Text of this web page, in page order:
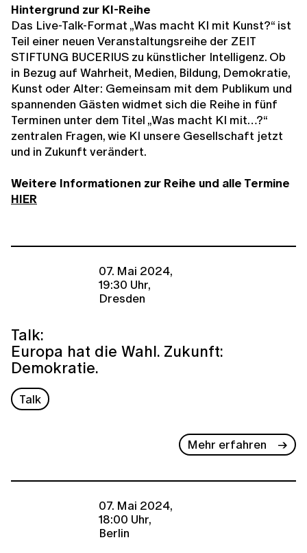
Hintergrund zur KI-Reihe
Das Live-Talk-Format „Was macht KI mit Kunst?“ ist
Teil einer neuen Veranstaltungsreihe der ZEIT
STIFTUNG BUCERIUS zu künstlicher Intelligenz. Ob
in Bezug auf Wahrheit, Medien, Bildung, Demokratie,
Kunst oder Alter: Gemeinsam mit dem Publikum und
spannenden Gästen widmet sich die Reihe in fünf
Terminen unter dem Titel „Was macht KI mit…?“
zentralen Fragen, wie KI unsere Gesellschaft jetzt
und in Zukunft verändert.
Weitere Informationen zur Reihe und alle Termine
HIER
07. Mai 2024,
19:30 Uhr,
Dresden
Talk:
Europa hat die Wahl. Zukunft:
Demokratie.
Talk
Mehr erfahren
07. Mai 2024,
18:00 Uhr,
Berlin